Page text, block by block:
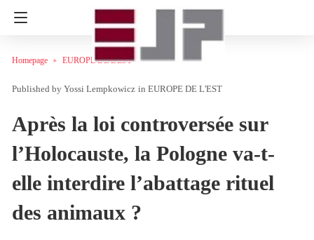
Homepage EUROPE DE L'EST
Yossi Lempkowicz in EUROPE DE L'EST
Après la loi controversée sur
l’Holocauste, la Pologne va-t-
elle interdire l’abattage rituel
des animaux ?